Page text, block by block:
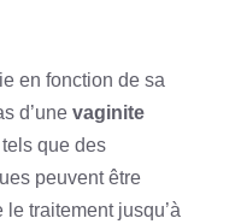
en fonction de sa
d’une vaginite
que des
peuvent être
traitement jusqu’à